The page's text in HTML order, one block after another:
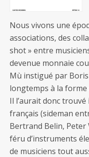
Nous vivons une
associations, des
shot » entre
devenue monnaie
Mù instigué par
longtemps à la
Il l’aurait donc
français (sideman
Bertrand Belin, Peter
féru d’instruments
de musiciens tout